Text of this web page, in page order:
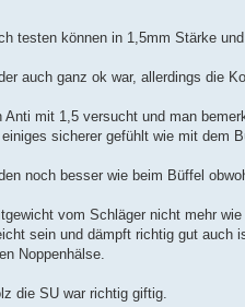
testen können in 1,5mm Stärke
auch ganz ok war, allerdings die
Anti mit 1,5 versucht und man
sicherer gefühlt wie mit dem
noch besser wie beim Büffel
vom Schläger nicht mehr
sein und dämpft richtig gut
Noppenhälse.
die SU war richtig giftig.